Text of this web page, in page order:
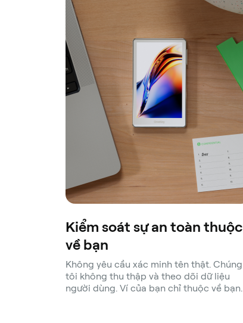
Kiểm soát sự an toàn thuộc
về bạn
Không yêu cầu xác minh tên thật. Chúng
tôi không thu thập và theo dõi dữ liệu
người dùng. Ví của bạn chỉ thuộc về bạn.